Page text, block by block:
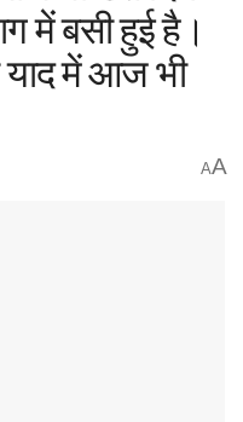
में बसी हुई है।
याद में आज भी
AA